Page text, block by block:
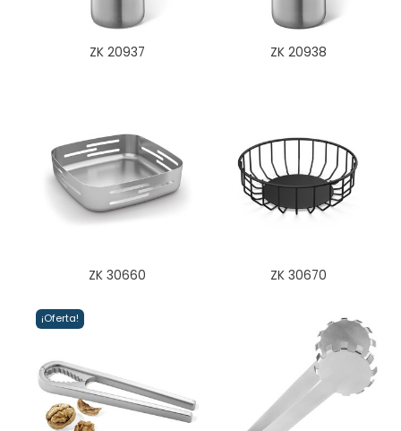
ZK 20937 ZK 20938
ZK 30660 ZK 30670
¡Oferta!